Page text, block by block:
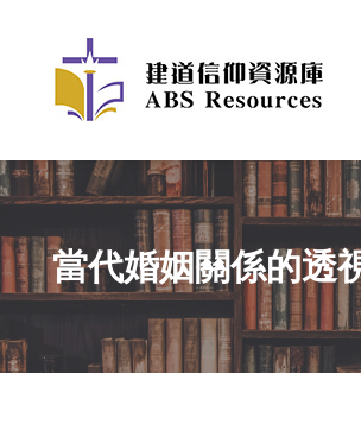
當代婚姻關係的透